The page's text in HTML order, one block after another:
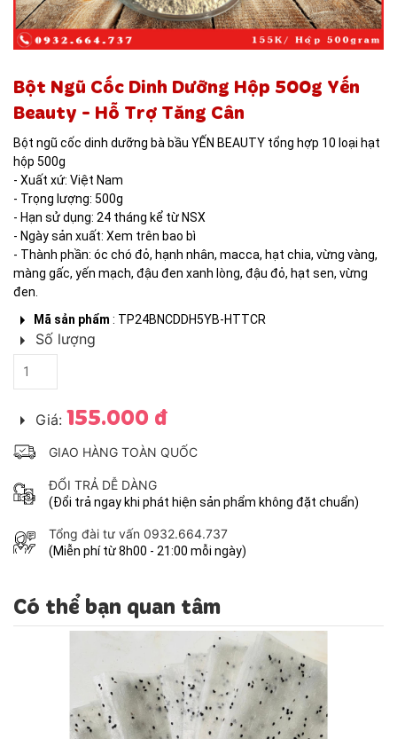
Bột Ngũ Cốc Dinh Dưỡng Hộp 500g Yến
Beauty - Hỗ Trợ Tăng Cân
Bột ngũ cốc dinh dưỡng bà bầu YẾN BEAUTY tổng hợp 10 loại hạt
hộp 500g
- Xuất xứ: Việt Nam
- Trọng lượng: 500g
- Hạn sử dụng: 24 tháng kể từ NSX
- Ngày sản xuất: Xem trên bao bì
- Thành phần: óc chó đỏ, hạnh nhân, macca, hạt chia, vừng vàng,
màng gấc, yến mạch, đậu đen xanh lòng, đậu đỏ, hạt sen, vừng
đen.
Mã sản phẩm : TP24BNCDDH5YB-HTTCR
Số lượng
Giá: 155.000 đ
GIAO HÀNG TOÀN QUỐC
ĐỔI TRẢ DỄ DÀNG
(Đổi trả ngay khi phát hiện sản phẩm không đặt chuẩn)
Tổng đài tư vấn 0932.664.737
(Miễn phí từ 8h00 - 21:00 mỗi ngày)
Có thể bạn quan tâm